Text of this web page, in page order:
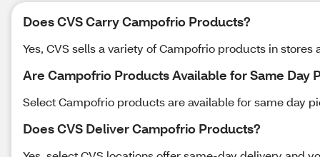
Does CVS Carry Campofrio Products?
Yes, CVS sells a variety of Campofrio products in stores
Are Campofrio Products Available for Same Day
Select Campofrio products are available for same day
Does CVS Deliver Campofrio Products?